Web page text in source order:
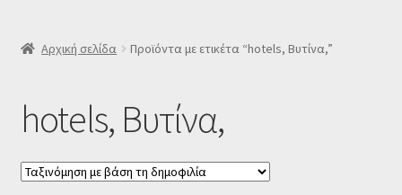
SLIDERΑρχική σελίδα Προϊόντα με ετικέτα “hotels, Βυτίνα,”
hotels, Βυτίνα,